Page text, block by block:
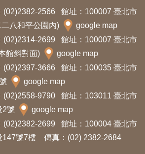
(02)2382-2566
館址：100007 臺北市
八和平公園內)
google map
(02)2314-2699
館址：100007 臺北市
館斜對面)
google map
(02)2397-3666
館址：100035 臺北市
google map
(02)2558-9790
館址：103011 臺北市
2號
google map
(02)2382-2699
館址：100004 臺北市
147號7樓 傳真：(02) 2382-2684